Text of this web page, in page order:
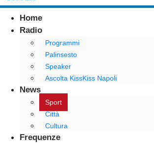
Home
Radio
Programmi
Palinsesto
Speaker
Ascolta KissKiss Napoli
News
Sport
Città
Cultura
Frequenze